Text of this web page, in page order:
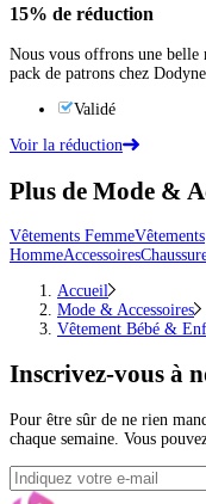
15% de réduction
Nous vous offrons une belle
pack de patrons chez
Validé
Voir la réduction
Plus de Mode &
Vêtements FemmeVêtements
HommeAccessoires
Accueil
Mode & Accessoires
Vêtement Bébé &
Inscrivez-vous à
Pour être sûr de ne rien
chaque semaine. Vous